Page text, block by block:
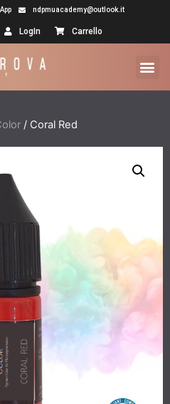
ndpmuacademy@outlook.it
LogIn Carrello
/ Coral Red